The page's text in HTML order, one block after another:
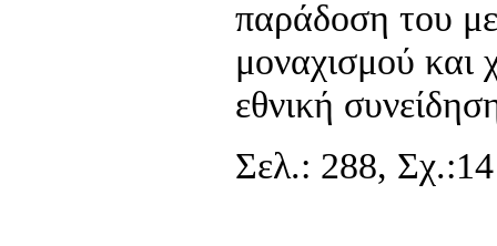
παράδοση του
μοναχισμού και
εθνική
Σελ.: 288,